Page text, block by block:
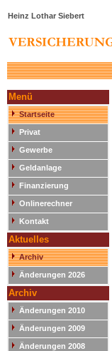
Heinz Lothar Siebert
Menü
Startseite
Privat
Gewerbe
Geldanlage
Finanzierung
Onlinerechner
Kontakt
Aktuelles
Archiv
Änderungen 2026
Archiv
Änderungen 2010
Änderungen 2009
Änderungen 2008